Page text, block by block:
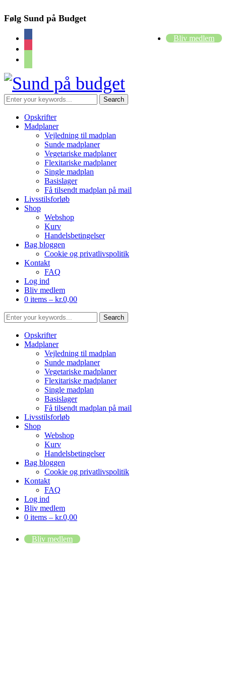
Følg Sund på Budget
Bliv medlem
Opskrifter
Madplaner
Vejledning til madplan
Sunde madplaner
Vegetariske madplaner
Flexitariske madplaner
Single madplan
Basislager
Få tilsendt madplan på mail
Livsstilsforløb
Shop
Webshop
Kurv
Handelsbetingelser
Bag bloggen
Cookie og privatlivspolitik
Kontakt
FAQ
Log ind
Bliv medlem
0 items – kr.0,00
Opskrifter
Madplaner
Vejledning til madplan
Sunde madplaner
Vegetariske madplaner
Flexitariske madplaner
Single madplan
Basislager
Få tilsendt madplan på mail
Livsstilsforløb
Shop
Webshop
Kurv
Handelsbetingelser
Bag bloggen
Cookie og privatlivspolitik
Kontakt
FAQ
Log ind
Bliv medlem
0 items – kr.0,00
Bliv medlem